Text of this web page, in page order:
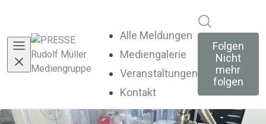
Alle Meldungen
Mediengalerie
Veranstaltungen
Kontakt
Folgen
Nicht
mehr
folgen